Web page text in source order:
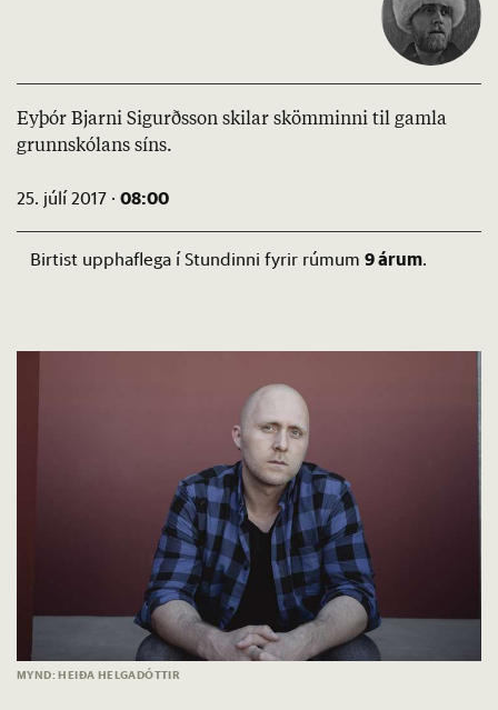
Ey­þór Bjarni Sig­urðs­son skil­ar skömm­inni til gamla
grunn­skól­ans síns.
25. júlí 2017 · 08:00
Birtist upphaflega í Stundinni fyrir rúmum 9 árum.
MYND: HEIÐA HELGADÓTTIR